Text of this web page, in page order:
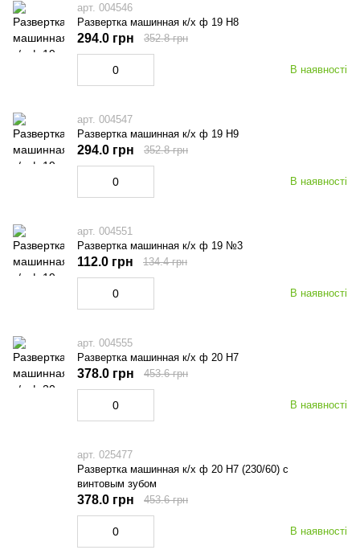
арт. 004546
Развертка машинная к/х ф 19 Н8
В наявності
294.0 грн 352.8 грн
арт. 004547
Развертка машинная к/х ф 19 Н9
В наявності
294.0 грн 352.8 грн
арт. 004551
Развертка машинная к/х ф 19 №3
В наявності
112.0 грн 134.4 грн
арт. 004555
Развертка машинная к/х ф 20 Н7
В наявності
378.0 грн 453.6 грн
арт. 025477
Развертка машинная к/х ф 20 Н7 (230/60) с
винтовым зубом
В наявності
378.0 грн 453.6 грн